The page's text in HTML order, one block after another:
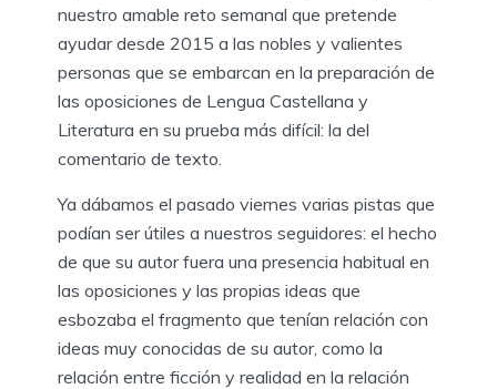
nuestro amable reto semanal que pretende
ayudar desde 2015 a las nobles y valientes
personas que se embarcan en la preparación de
las oposiciones de Lengua Castellana y
Literatura en su prueba más difícil: la del
comentario de texto.
Ya dábamos el pasado viernes varias pistas que
podían ser útiles a nuestros seguidores: el hecho
de que su autor fuera una presencia habitual en
las oposiciones y las propias ideas que
esbozaba el fragmento que tenían relación con
ideas muy conocidas de su autor, como la
relación entre ficción y realidad en la relación